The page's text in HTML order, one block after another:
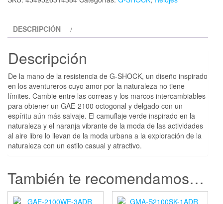
DESCRIPCIÓN
Descripción
De la mano de la resistencia de G-SHOCK, un diseño inspirado
en los aventureros cuyo amor por la naturaleza no tiene
límites. Cambie entre las correas y los marcos intercambiables
para obtener un GAE-2100 octogonal y delgado con un
espíritu aún más salvaje. El camuflaje verde inspirado en la
naturaleza y el naranja vibrante de la moda de las actividades
al aire libre lo llevan de la moda urbana a la exploración de la
naturaleza con un estilo casual y atractivo.
También te recomendamos…